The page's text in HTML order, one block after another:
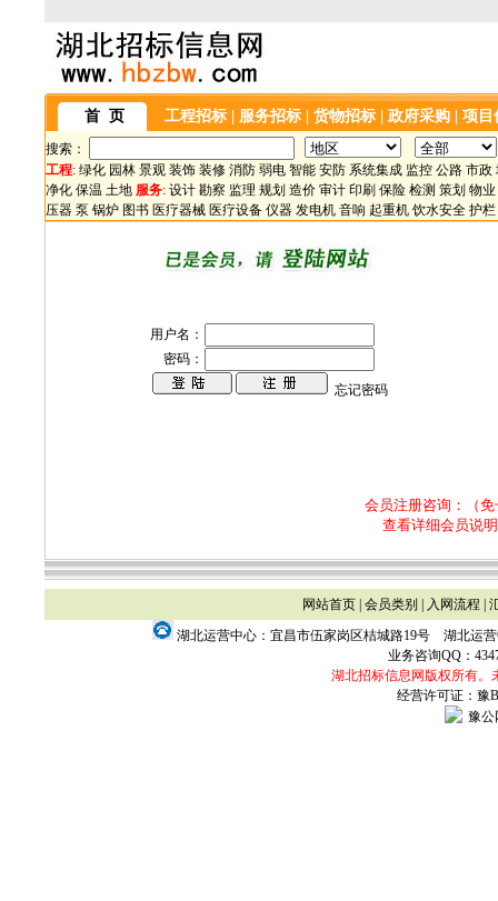
首 页 工程招标 服务招标 货物招标 政府采购 项目
搜索：
工程: 绿化 园林 景观 装饰 装修 消防 弱电 智能 安防 系统集成 监控 公路 市政
净化 保温 土地 服务: 设计 勘察 监理 规划 造价 审计 印刷 保险 检测 策划 物业
压器 泵 锅炉 图书 医疗器械 医疗设备 仪器 发电机 音响 起重机 饮水安全 护栏
用户名：
密码：
忘记密码
会员注册咨询：（免
查看详细会员说
网站首页| 会员类别 入网流程
湖北运营中心：宜昌市伍家岗区桔城路19号 湖北运
业务咨询QQ：
湖北招标信息网版权所有。
经营许可证：豫
豫公